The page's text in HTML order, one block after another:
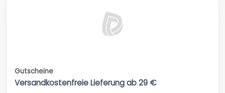
Gutscheine
Versandkostenfreie Lieferung ab 29 €